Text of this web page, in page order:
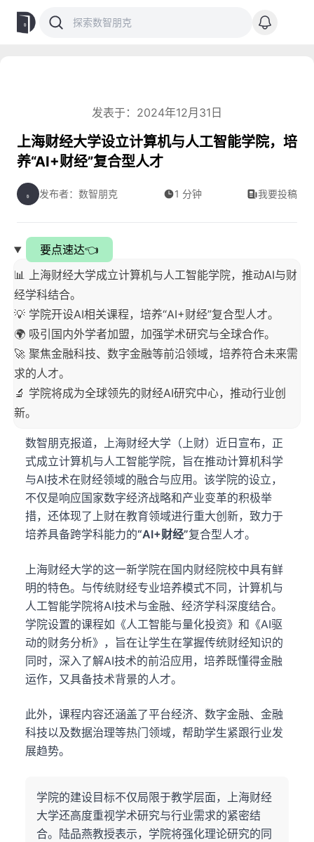
发表于：2024年12月31日
上海财经大学设立计算机与人工智能学院，培
养“AI+财经”复合型人才
发布者：数智朋克 1 分钟 我要投稿
要点速达👈
📊 上海财经大学成立计算机与人工智能学院，推动AI与财
经学科结合。
💡 学院开设AI相关课程，培养“AI+财经”复合型人才。
🌍 吸引国内外学者加盟，加强学术研究与全球合作。
🚀 聚焦金融科技、数字金融等前沿领域，培养符合未来需
求的人才。
🔬 学院将成为全球领先的财经AI研究中心，推动行业创
新。
数智朋克报道，上海财经大学（上财）近日宣布，正
式成立计算机与人工智能学院，旨在推动计算机科学
与AI技术在财经领域的融合与应用。该学院的设立，
不仅是响应国家数字经济战略和产业变革的积极举
措，还体现了上财在教育领域进行重大创新，致力于
培养具备跨学科能力的“AI+财经”复合型人才。
上海财经大学的这一新学院在国内财经院校中具有鲜
明的特色。与传统财经专业培养模式不同，计算机与
人工智能学院将AI技术与金融、经济学科深度结合。
学院设置的课程如《人工智能与量化投资》和《AI驱
动的财务分析》，旨在让学生在掌握传统财经知识的
同时，深入了解AI技术的前沿应用，培养既懂得金融
运作，又具备技术背景的人才。
此外，课程内容还涵盖了平台经济、数字金融、金融
科技以及数据治理等热门领域，帮助学生紧跟行业发
展趋势。
学院的建设目标不仅局限于教学层面，上海财经
大学还高度重视学术研究与行业需求的紧密结
合。陆品燕教授表示，学院将强化理论研究的同